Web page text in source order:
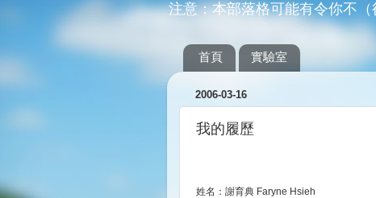
注意：本部落格可能有令你不
首頁 實驗室
2006-03-16
我的履歷
姓名：謝育典 Faryne Hsieh